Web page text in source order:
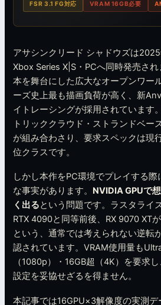
FSR 3.1 FG対応 VRAM 16GB必要
アサシンクリード シャドウズは
Xbox Series X|S・PCへ同時発売さ
本を舞台にした広大なオープンワー
ーズ史上最も描画負荷が高く、新
イトレーシングが採用されています
トリッククラウド・ストランドベー
が組み合わさり、要求スペックは現
位クラスです。
しかし本作をPC環境でプレイする
な事実があります。 NVIDIA GPUで
く出るという問題です。ラスタライ
RTX 4090と同等前後、RX 9070 XT
という、通常では考えられない逆転
認されています。VRAM使用量も
（1080p）・16GB超（4K）を要求
設定を妥協せざるを得ません。
本記事では16GPU×3解像度の実測